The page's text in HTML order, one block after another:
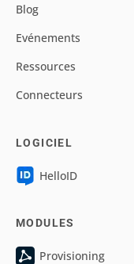
Blog
Evénements
Ressources
Connecteurs
LOGICIEL
HelloID
MODULES
Provisioning